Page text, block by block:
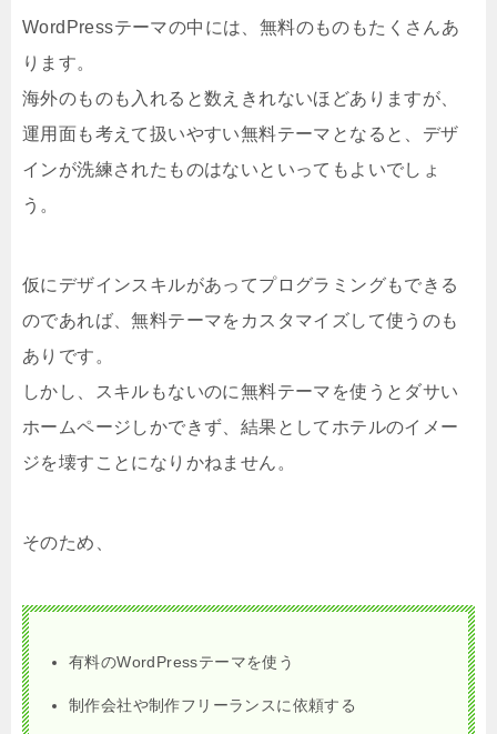
WordPressテーマの中には、無料のものもたくさんあ
ります。
海外のものも入れると数えきれないほどありますが、
運用面も考えて扱いやすい無料テーマとなると、デザ
インが洗練されたものはないといってもよいでしょ
う。
仮にデザインスキルがあってプログラミングもできる
のであれば、無料テーマをカスタマイズして使うのも
ありです。
しかし、スキルもないのに無料テーマを使うとダサい
ホームページしかできず、結果としてホテルのイメー
ジを壊すことになりかねません。
そのため、
有料のWordPressテーマを使う
制作会社や制作フリーランスに依頼する